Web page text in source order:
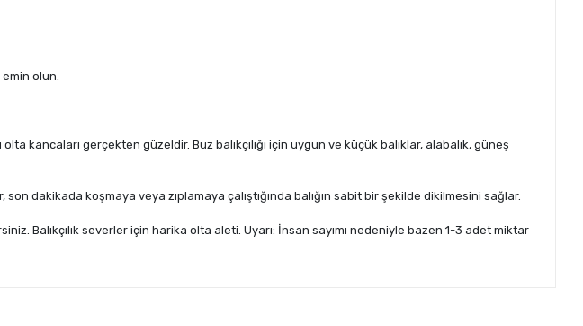
olun.
olta kancaları gerçekten güzeldir. Buz balıkçılığı için uygun ve küçük balıklar, alabalık, güneş
dakikada koşmaya veya zıplamaya çalıştığında balığın sabit bir şekilde dikilmesini sağlar.
Balıkçılık severler için harika olta aleti. Uyarı: İnsan sayımı nedeniyle bazen 1-3 adet miktar